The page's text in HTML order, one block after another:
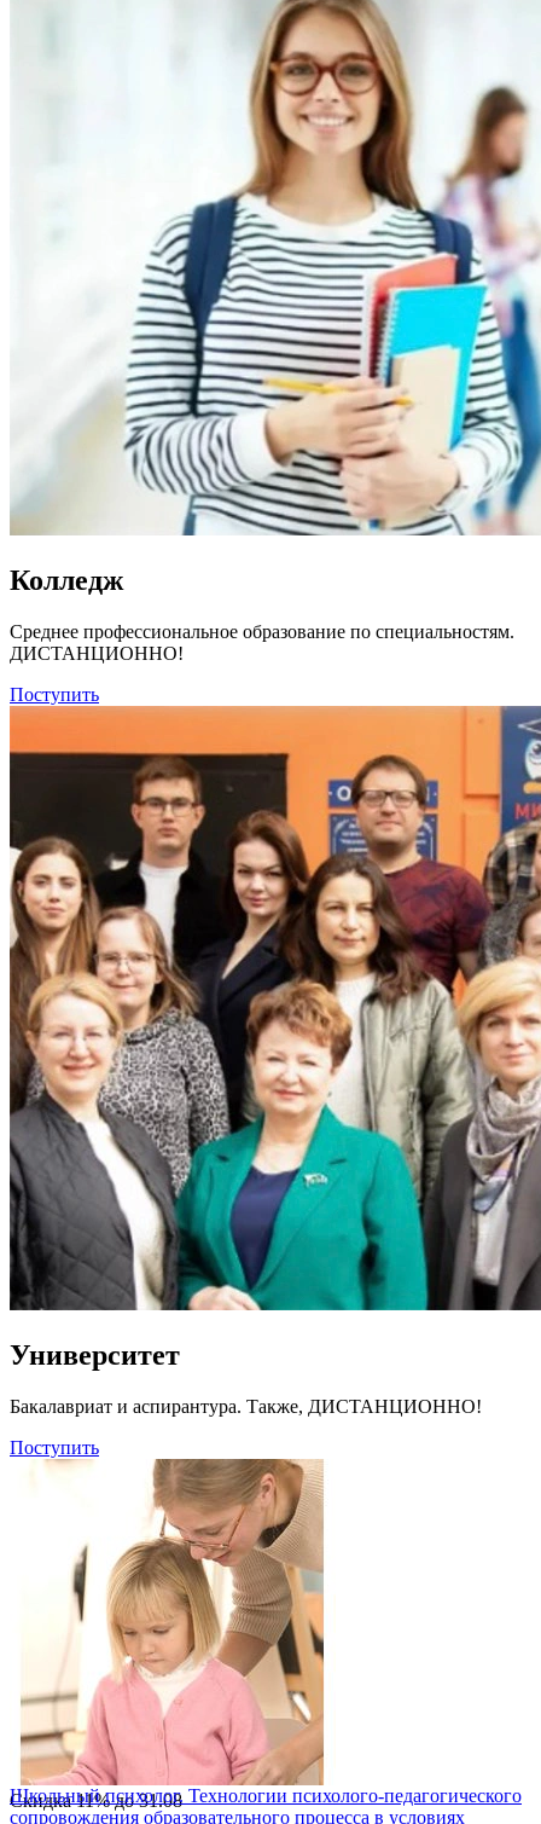
Колледж
Среднее профессиональное образование по специальностям.
ДИСТАНЦИОННО!
Поступить
Университет
Бакалавриат и аспирантура. Также, ДИСТАНЦИОННО!
Поступить
Скидка11%до31.08
Школьный психолог. Технологии психолого-педагогического
сопровождения образовательного процесса в условиях